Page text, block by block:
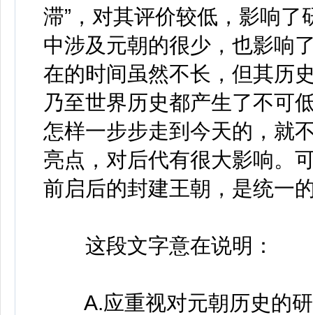
滞”，对其评价较低，影响
中涉及元朝的很少，也影响
在的时间虽然不长，但其历
乃至世界历史都产生了不可
怎样一步步走到今天的，就
亮点，对后代有很大影响。
前启后的封建王朝，是统一
这段文字意在说明：
A.应重视对元朝历史的